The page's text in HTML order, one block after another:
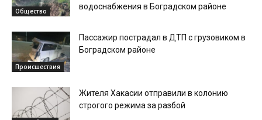
Общество
водоснабжения в Боградском районе
Происшествия
Пассажир пострадал в ДТП с грузовиком в
Боградском районе
Жителя Хакасии отправили в колонию
строгого режима за разбой